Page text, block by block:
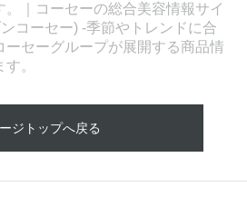
｜コーセーの総合美容情報サイ
コーセー) -季節やトレンドに合
ーセーグループが展開する商品情
。
ジトップへ戻る